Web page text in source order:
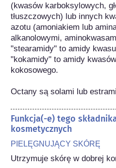
(kwasów karboksylowych,
tłuszczowych) lub innych
azotu (amoniakiem lub
alkanolowymi,
"stearamidy" to amidy
"kokamidy" to amidy
kokosowego.
Octany są solami lub
Funkcja(-e) tego
kosmetycznych
PIELĘGNUJĄCY SKÓRĘ
Utrzymuje skórę w dobrej